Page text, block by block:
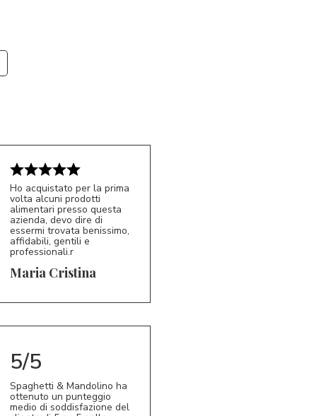
MC 5/5
Ho acquistato per la prima
volta alcuni prodotti
alimentari presso questa
azienda, devo dire di
essermi trovata benissimo,
affidabili, gentili e
professionali.r
Maria Cristina
5/5
Spaghetti & Mandolino ha
ottenuto un punteggio
medio di soddisfazione del